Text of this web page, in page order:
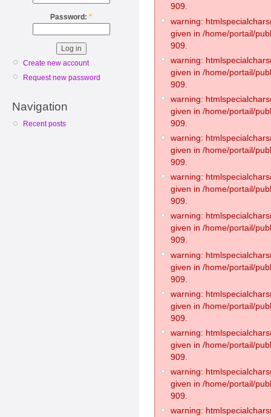
Password: *
Create new account
Request new password
Navigation
Recent posts
909.
warning:
given in /home/portail/
909.
warning:
given in /home/portail/
909.
warning:
given in /home/portail/
909.
warning:
given in /home/portail/
909.
warning:
given in /home/portail/
909.
warning:
given in /home/portail/
909.
warning:
given in /home/portail/
909.
warning:
given in /home/portail/
909.
warning:
given in /home/portail/
909.
warning:
given in /home/portail/
909.
warning: